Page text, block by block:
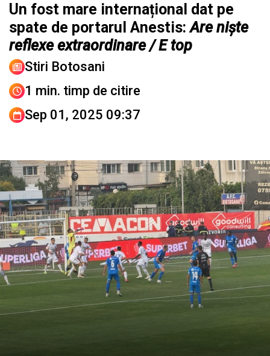
Un fost mare internațional dat pe
spate de portarul Anestis: Are niște
reflexe extraordinare / E top
Stiri Botosani
1 min. timp de citire
Sep 01, 2025 09:37